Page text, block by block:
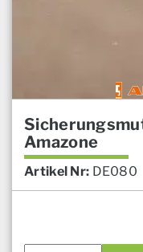
Amazone
Artikel Nr: DE080